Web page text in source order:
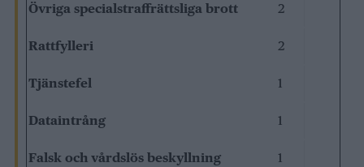
Övriga specialstraffrättsliga brott 2
Rattfylleri 2
Tjänstefel 1
Dataintrång 1
Falsk och vårdslös beskyllning 1